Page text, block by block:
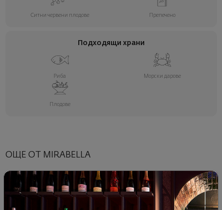
Ситни червени плодове Препечено
Подходящи храни
Риба Морски дарове
Плодове
ОЩЕ ОТ MIRABELLA
- 25% - 25%